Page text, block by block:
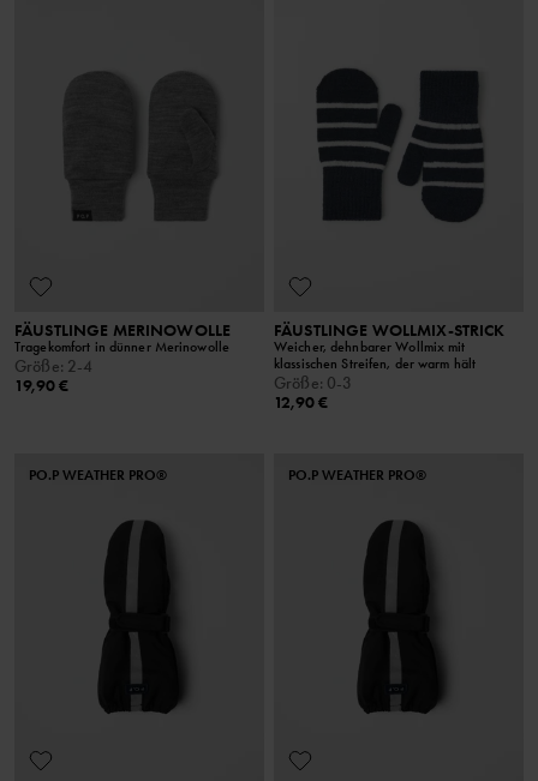
FÄUSTLINGE MERINOWOLLE
Tragekomfort in dünner Merinowolle
Größe: 2-4
19,90 €
FÄUSTLINGE WOLLMIX-STRICK
Weicher, dehnbarer Wollmix mit
klassischen Streifen, der warm hält
Größe: 0-3
12,90 €
PO.P WEATHER PRO® PO.P WEATHER PRO®